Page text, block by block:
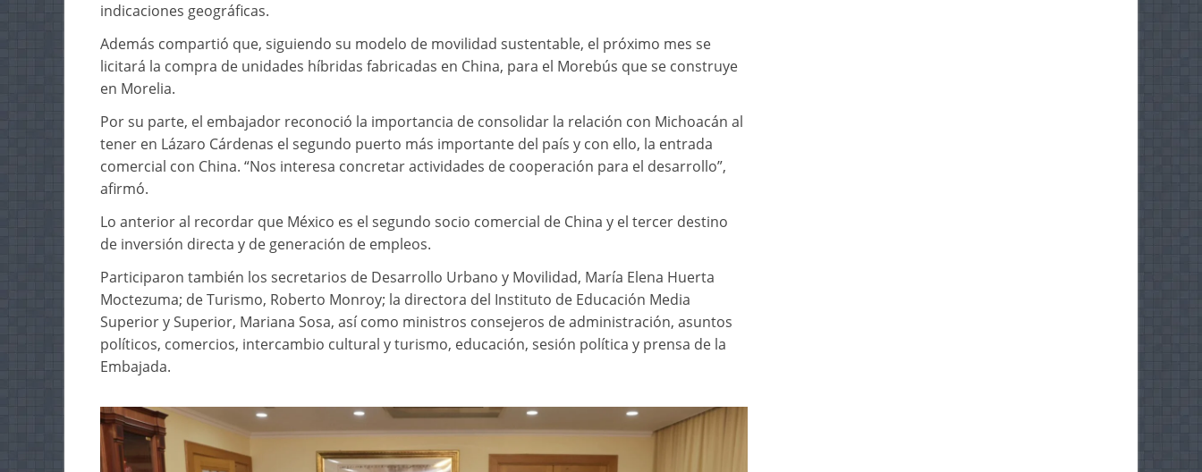
indicaciones geográficas.
Además compartió que, siguiendo su modelo de movilidad sustentable, el próximo mes se
licitará la compra de unidades híbridas fabricadas en China, para el Morebús que se construye
en Morelia.
Por su parte, el embajador reconoció la importancia de consolidar la relación con Michoacán al
tener en Lázaro Cárdenas el segundo puerto más importante del país y con ello, la entrada
comercial con China. “Nos interesa concretar actividades de cooperación para el desarrollo”,
afirmó.
Lo anterior al recordar que México es el segundo socio comercial de China y el tercer destino
de inversión directa y de generación de empleos.
Participaron también los secretarios de Desarrollo Urbano y Movilidad, María Elena Huerta
Moctezuma; de Turismo, Roberto Monroy; la directora del Instituto de Educación Media
Superior y Superior, Mariana Sosa, así como ministros consejeros de administración, asuntos
políticos, comercios, intercambio cultural y turismo, educación, sesión política y prensa de la
Embajada.